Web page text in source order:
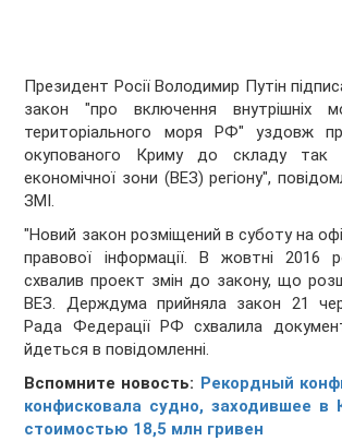
Президент Росії Володимир Путін
закон "про включення внутрішніх
територіального моря РФ" уздовж
окупованого Криму до складу так
економічної зони (ВЕЗ) регіону",
ЗМІ.
"Новий закон розміщений в суботу на
правової інформації. В жовтні 2016
схвалив проект змін до закону, що
ВЕЗ. Держдума прийняла закон 21
Рада Федерації РФ схвалила
йдеться в повідомленні.
Вспомните новость: Рекордный
конфисковала судно, заходившее в
стоимостью 18,5 млн гривен